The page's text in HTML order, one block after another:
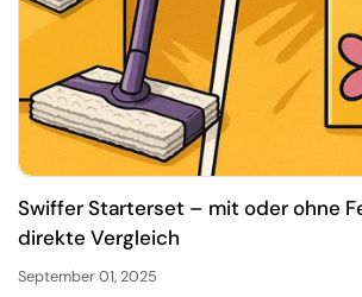
Swiffer Starterset – mit oder ohne
direkte Vergleich
September 01, 2025